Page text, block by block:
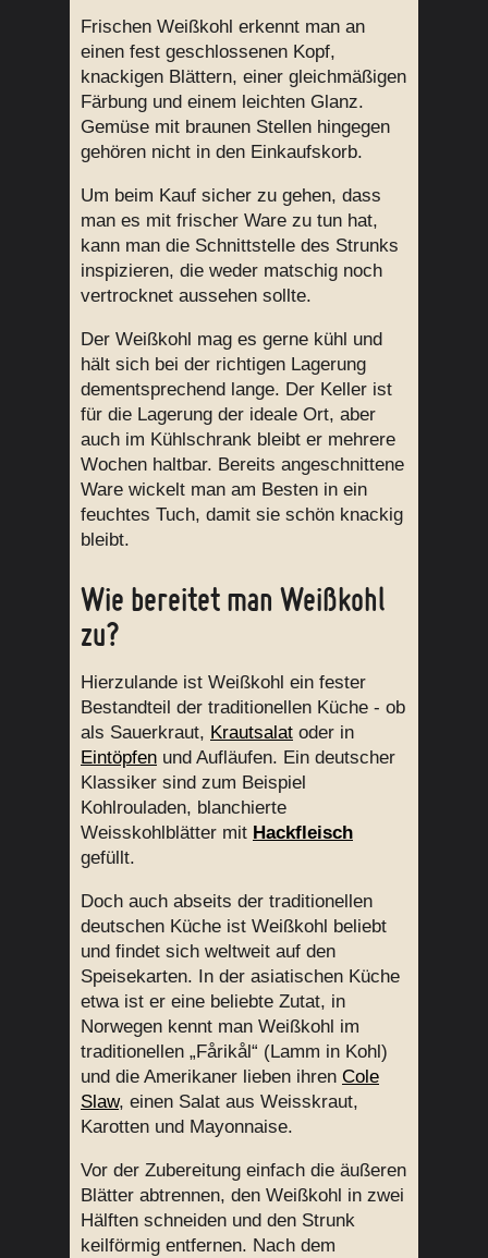
Frischen Weißkohl erkennt man an
einen fest geschlossenen Kopf,
knackigen Blättern, einer gleichmäßigen
Färbung und einem leichten Glanz.
Gemüse mit braunen Stellen hingegen
gehören nicht in den Einkaufskorb.
Um beim Kauf sicher zu gehen, dass
man es mit frischer Ware zu tun hat,
kann man die Schnittstelle des Strunks
inspizieren, die weder matschig noch
vertrocknet aussehen sollte.
Der Weißkohl mag es gerne kühl und
hält sich bei der richtigen Lagerung
dementsprechend lange. Der Keller ist
für die Lagerung der ideale Ort, aber
auch im Kühlschrank bleibt er mehrere
Wochen haltbar. Bereits angeschnittene
Ware wickelt man am Besten in ein
feuchtes Tuch, damit sie schön knackig
bleibt.
Wie bereitet man Weißkohl
zu?
Hierzulande ist Weißkohl ein fester
Bestandteil der traditionellen Küche - ob
als Sauerkraut, Krautsalat oder in
Eintöpfen und Aufläufen. Ein deutscher
Klassiker sind zum Beispiel
Kohlrouladen, blanchierte
Weisskohlblätter mit Hackfleisch
gefüllt.
Doch auch abseits der traditionellen
deutschen Küche ist Weißkohl beliebt
und findet sich weltweit auf den
Speisekarten. In der asiatischen Küche
etwa ist er eine beliebte Zutat, in
Norwegen kennt man Weißkohl im
traditionellen „Fårikål“ (Lamm in Kohl)
und die Amerikaner lieben ihren Cole
Slaw, einen Salat aus Weisskraut,
Karotten und Mayonnaise.
Vor der Zubereitung einfach die äußeren
Blätter abtrennen, den Weißkohl in zwei
Hälften schneiden und den Strunk
keilförmig entfernen. Nach dem